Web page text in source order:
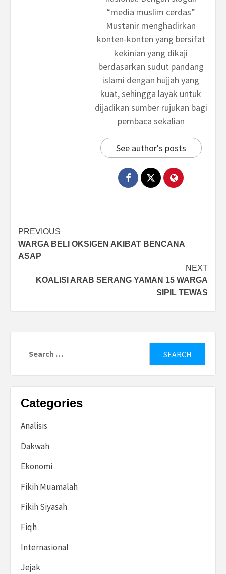
“media muslim cerdas”
Mustanir menghadirkan
konten-konten yang bersifat
kekinian yang dikaji
berdasarkan sudut pandang
islami dengan hujjah yang
kuat, sehingga layak untuk
dijadikan sumber rujukan bagi
pembaca sekalian
See author's posts
Post
navigation
PREVIOUS
WARGA BELI OKSIGEN AKIBAT BENCANA
ASAP
NEXT
KOALISI ARAB SERANG YAMAN 15 WARGA
SIPIL TEWAS
Categories
Analisis
Dakwah
Ekonomi
Fikih Muamalah
Fikih Siyasah
Fiqh
Internasional
Jejak